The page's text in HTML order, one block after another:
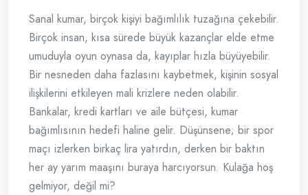
Sanal kumar, birçok kişiyi bağımlılık tuzağına çekebilir.
Birçok insan, kısa sürede büyük kazançlar elde etme
umuduyla oyun oynasa da, kayıplar hızla büyüyebilir.
Bir nesneden daha fazlasını kaybetmek, kişinin sosyal
ilişkilerini etkileyen mali krizlere neden olabilir.
Bankalar, kredi kartları ve aile bütçesi, kumar
bağımlısının hedefi haline gelir. Düşünsene; bir spor
maçı izlerken birkaç lira yatırdın, derken bir baktın
her ay yarım maaşını buraya harcıyorsun. Kulağa hoş
gelmiyor, değil mi?